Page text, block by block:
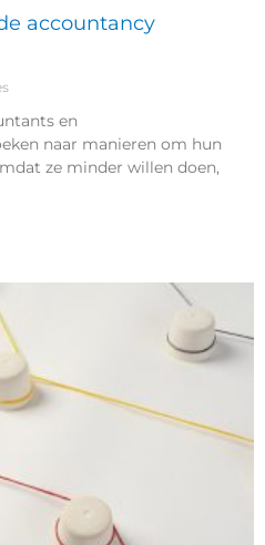
accountancy
en
naar manieren om hun
ze minder willen doen,